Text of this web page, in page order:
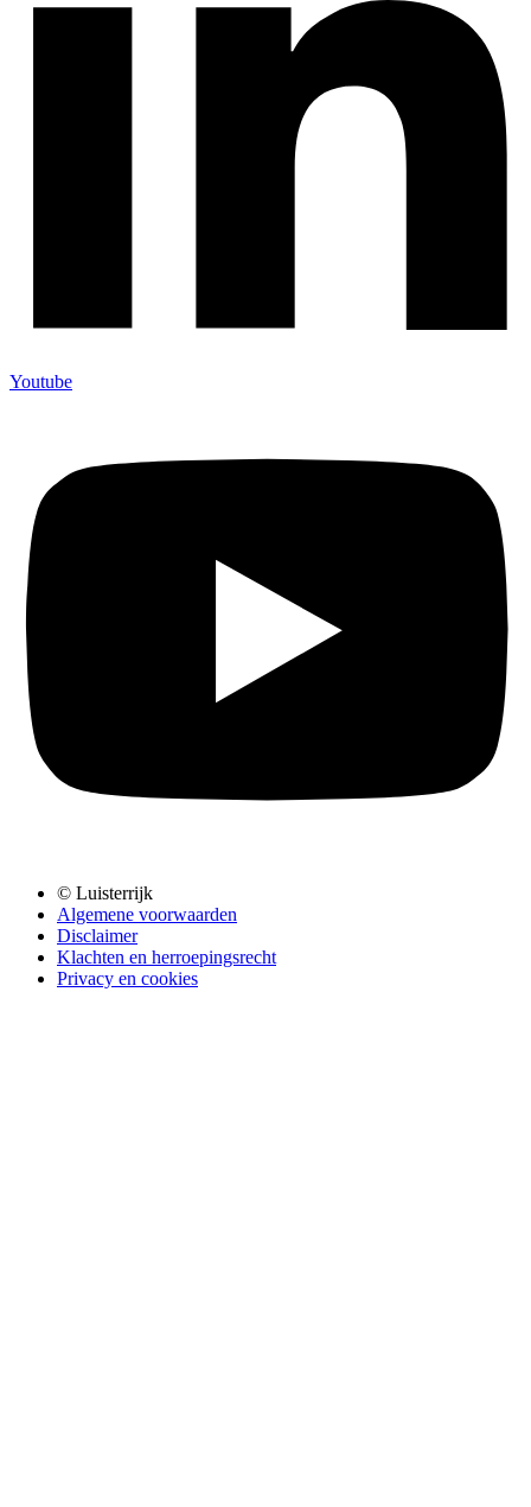
Youtube
© Luisterrijk
Algemene voorwaarden
Disclaimer
Klachten en herroepingsrecht
Privacy en cookies